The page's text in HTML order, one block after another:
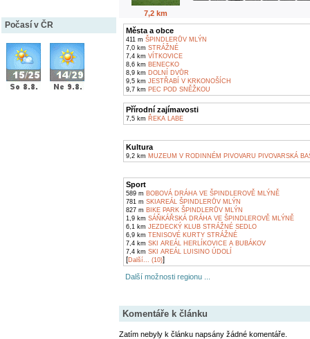
Počasí v ČR
7,2 km
Města a obce
411 m ŠPINDLERŮV MLÝN
7,0 km STRÁŽNÉ
7,4 km VÍTKOVICE
8,6 km BENECKO
8,9 km DOLNÍ DVŮR
9,5 km JESTŘABÍ V KRKONOŠÍCH
9,7 km PEC POD SNĚŽKOU
Přírodní zajímavosti
7,5 km ŘEKA LABE
Kultura
9,2 km MUZEUM V RODINNÉM PIVOVARU PIVOVARSKÁ
Sport
589 m BOBOVÁ DRÁHA VE ŠPINDLEROVĚ MLÝNĚ
781 m SKIAREÁL ŠPINDLERŮV MLÝN
827 m BIKE PARK ŠPINDLERŮV MLÝN
1,9 km SÁŇKÁŘSKÁ DRÁHA VE ŠPINDLEROVĚ MLÝNĚ
6,1 km JEZDECKÝ KLUB STRÁŽNÉ SEDLO
6,9 km TENISOVÉ KURTY STRÁŽNÉ
7,4 km SKI AREÁL HERLÍKOVICE A BUBÁKOV
7,4 km SKI AREÁL LUISINO ÚDOLÍ
[Další... (10)]
Další možnosti regionu ...
Komentáře k článku
Zatím nebyly k článku napsány žádné komentáře.